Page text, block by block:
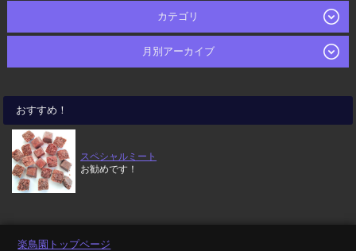
カテゴリ
月別アーカイブ
おすすめ！
スペシャルミート
お勧めです！
楽鳥園トップページ